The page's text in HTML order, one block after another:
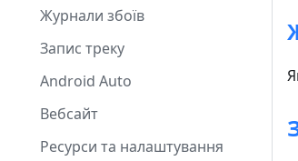
Журнали збоїв
Запис треку
Android Auto
Вебсайт
Ресурси та налаштування